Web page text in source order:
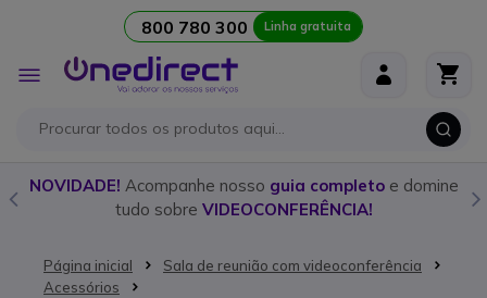
800 780 300 Linha gratuita
Alternar
Nav
NOVIDADE! Acompanhe nosso guia completoe domine
tudo sobre VIDEOCONFERÊNCIA!
Página inicial
Sala de reunião com videoconferência
Acessórios